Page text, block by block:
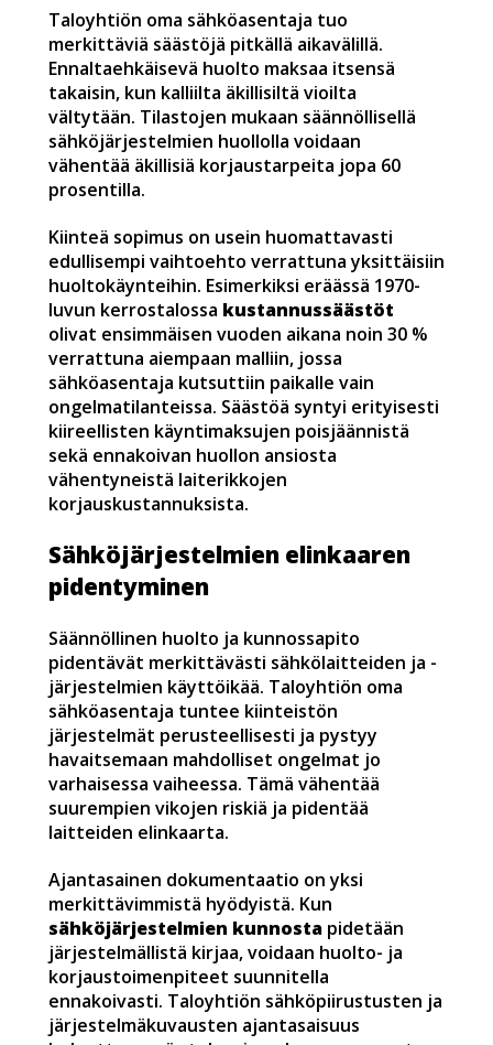
Taloyhtiön oma sähköasentaja tuo
merkittäviä säästöjä pitkällä aikavälillä.
Ennaltaehkäisevä huolto maksaa itsensä
takaisin, kun kalliilta äkillisiltä vioilta
vältytään. Tilastojen mukaan säännöllisellä
sähköjärjestelmien huollolla voidaan
vähentää äkillisiä korjaustarpeita jopa 60
prosentilla.
Kiinteä sopimus on usein huomattavasti
edullisempi vaihtoehto verrattuna yksittäisiin
huoltokäynteihin. Esimerkiksi eräässä 1970-
luvun kerrostalossa kustannussäästöt
olivat ensimmäisen vuoden aikana noin 30 %
verrattuna aiempaan malliin, jossa
sähköasentaja kutsuttiin paikalle vain
ongelmatilanteissa. Säästöä syntyi erityisesti
kiireellisten käyntimaksujen poisjäännistä
sekä ennakoivan huollon ansiosta
vähentyneistä laiterikkojen
korjauskustannuksista.
Sähköjärjestelmien elinkaaren
pidentyminen
Säännöllinen huolto ja kunnossapito
pidentävät merkittävästi sähkölaitteiden ja -
järjestelmien käyttöikää. Taloyhtiön oma
sähköasentaja tuntee kiinteistön
järjestelmät perusteellisesti ja pystyy
havaitsemaan mahdolliset ongelmat jo
varhaisessa vaiheessa. Tämä vähentää
suurempien vikojen riskiä ja pidentää
laitteiden elinkaarta.
Ajantasainen dokumentaatio on yksi
merkittävimmistä hyödyistä. Kun
sähköjärjestelmien kunnosta pidetään
järjestelmällistä kirjaa, voidaan huolto- ja
korjaustoimenpiteet suunnitella
ennakoivasti. Taloyhtiön sähköpiirustusten ja
järjestelmäkuvausten ajantasaisuus